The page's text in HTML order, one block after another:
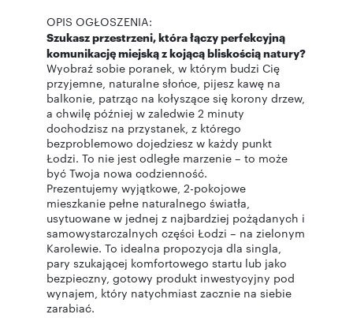
OPIS OGŁOSZENIA:
Szukasz przestrzeni, która łączy perfekcyjną
komunikację miejską z kojącą bliskością natury?
Wyobraź sobie poranek, w którym budzi Cię
przyjemne, naturalne słońce, pijesz kawę na
balkonie, patrząc na kołyszące się korony drzew,
a chwilę później w zaledwie 2 minuty
dochodzisz na przystanek, z którego
bezproblemowo dojedziesz w każdy punkt
Łodzi. To nie jest odległe marzenie – to może
być Twoja nowa codzienność.
Prezentujemy wyjątkowe, 2-pokojowe
mieszkanie pełne naturalnego światła,
usytuowane w jednej z najbardziej pożądanych i
samowystarczalnych części Łodzi – na zielonym
Karolewie. To idealna propozycja dla singla,
pary szukającej komfortowego startu lub jako
bezpieczny, gotowy produkt inwestycyjny pod
wynajem, który natychmiast zacznie na siebie
zarabiać.